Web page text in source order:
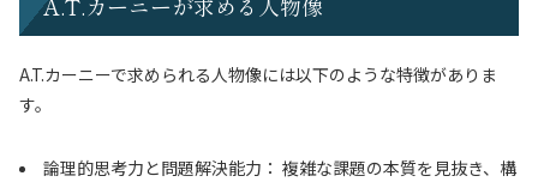
A.T.カーニーが求める人物像
A.T.カーニーで求められる人物像には以下のような特徴がありま
す。
論理的思考力と問題解決能力： 複雑な課題の本質を見抜き、構